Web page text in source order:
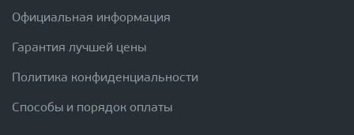
Официальная информация
Гарантия лучшей цены
Политика конфиденциальности
Способы и порядок оплаты